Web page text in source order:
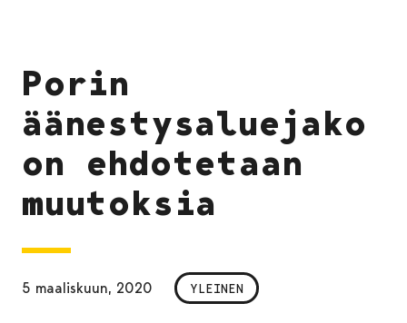
Porin
äänestysaluejako
on ehdotetaan
muutoksia
5 maaliskuun, 2020 YLEINEN